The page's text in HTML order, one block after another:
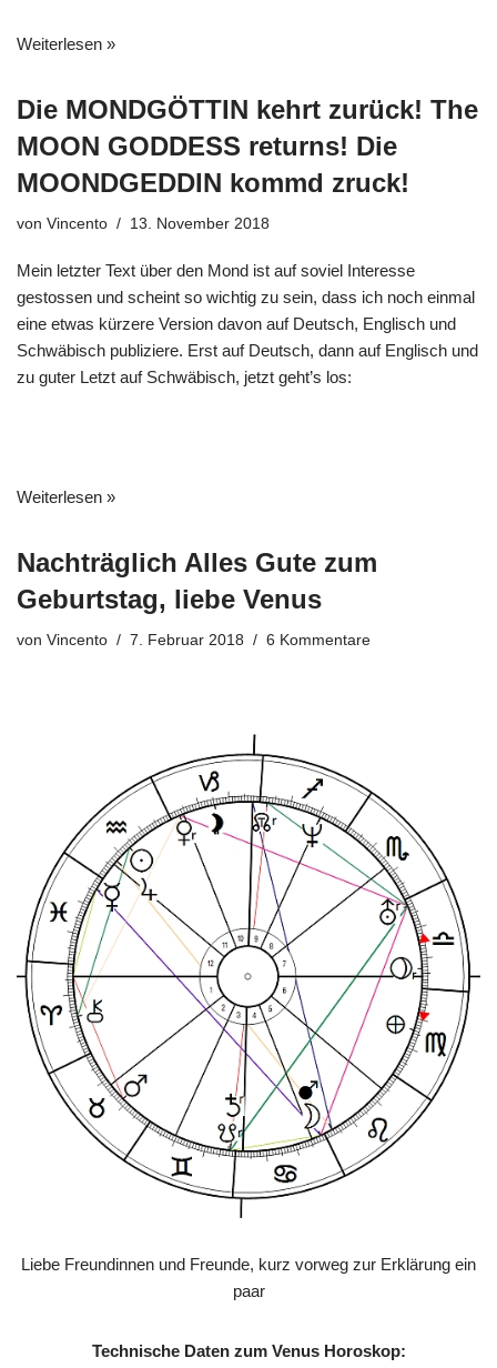
Weiterlesen »
Die MONDGÖTTIN kehrt zurück! The
MOON GODDESS returns! Die
MOONDGEDDIN kommd zruck!
von Vincento 13. November 2018
Mein letzter Text über den Mond ist auf soviel Interesse
gestossen und scheint so wichtig zu sein, dass ich noch einmal
eine etwas kürzere Version davon auf Deutsch, Englisch und
Schwäbisch publiziere. Erst auf Deutsch, dann auf Englisch und
zu guter Letzt auf Schwäbisch, jetzt geht’s los:
Weiterlesen »
Nachträglich Alles Gute zum
Geburtstag, liebe Venus
von Vincento 7. Februar 2018 6 Kommentare
Liebe Freundinnen und Freunde, kurz vorweg zur Erklärung ein
paar
Technische Daten zum Venus Horoskop: